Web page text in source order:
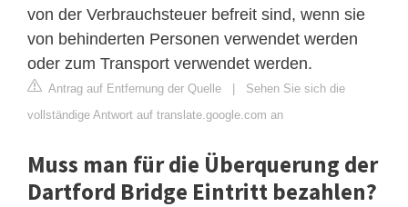
von der Verbrauchsteuer befreit sind, wenn sie
von behinderten Personen verwendet werden
oder zum Transport verwendet werden.
Antrag auf Entfernung der Quelle | Sehen Sie sich die
vollständige Antwort auf translate.google.com an
Muss man für die Überquerung der
Dartford Bridge Eintritt bezahlen?